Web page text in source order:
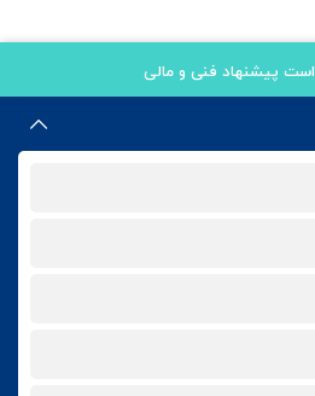
پیشنهاد فنی و مالی